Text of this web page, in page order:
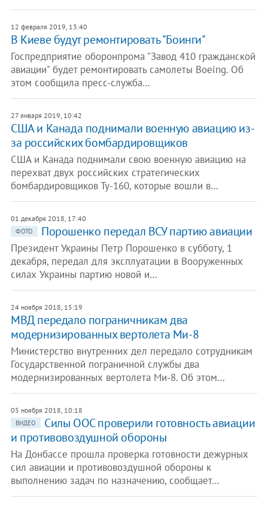
12 февраля 2019, 13:40
В Киеве будут ремонтировать "Боинги"
Госпредприятие оборонпрома "Завод 410 гражданской
авиации" будет ремонтировать самолеты Boeing. Об
этом сообщила пресс-служба…
27 января 2019, 10:42
США и Канада поднимали военную авиацию из-
за российских бомбардировщиков
США и Канада поднимали свою военную авиацию на
перехват двух российских стратегических
бомбардировщиков Ту-160, которые вошли в…
01 декабря 2018, 17:40
ФОТО Порошенко передал ВСУ партию авиации
Президент Украины Петр Порошенко в субботу, 1
декабря, передал для эксплуатации в Вооруженных
силах Украины партию новой и…
24 ноября 2018, 15:19
МВД передало пограничникам два
модернизированных вертолета Ми-8
Министерство внутренних дел передало сотрудникам
Государственной пограничной службы два
модернизированных вертолета Ми-8. Об этом…
05 ноября 2018, 10:18
ВИДЕО
Силы ООС проверили готовность авиации
и противовоздушной обороны
На Донбассе прошла проверка готовности дежурных
сил авиации и противовоздушной обороны к
выполнению задач по назначению, сообщает…